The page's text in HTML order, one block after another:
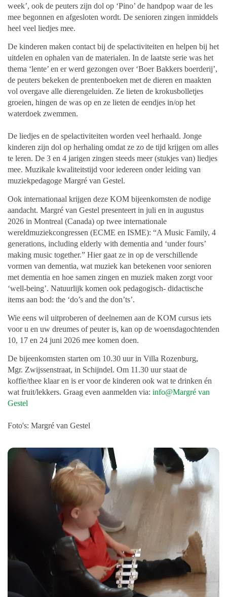
week’, ook de peuters zijn dol op ‘Pino’ de handpop waar de les
mee begonnen en afgesloten wordt. De senioren zingen inmiddels
heel veel liedjes mee.
De kinderen maken contact bij de spelactiviteiten en helpen bij het
uitdelen en ophalen van de materialen. In de laatste serie was het
thema ‘lente’ en er werd gezongen over ‘Boer Bakkers boerderij’,
de peuters bekeken de prentenboeken met de dieren en maakten
vol overgave alle dierengeluiden. Ze lieten de krokusbolletjes
groeien, hingen de was op en ze lieten de eendjes in/op het
waterdoek zwemmen.
De liedjes en de spelactiviteiten worden veel herhaald. Jonge
kinderen zijn dol op herhaling omdat ze zo de tijd krijgen om alles
te leren. De 3 en 4 jarigen zingen steeds meer (stukjes van) liedjes
mee. Muzikale kwaliteitstijd voor iedereen onder leiding van
muziekpedagoge Margré van Gestel.
Ook internationaal krijgen deze KOM bijeenkomsten de nodige
aandacht. Margré van Gestel presenteert in juli en in augustus
2026 in Montreal (Canada) op twee internationale
wereldmuziekcongressen (ECME en ISME): “A Music Family, 4
generations, including elderly with dementia and ‘under fours’
making music together.” Hier gaat ze in op de verschillende
vormen van dementia, wat muziek kan betekenen voor senioren
met dementia en hoe samen zingen en muziek maken zorgt voor
‘well-being’. Natuurlijk komen ook pedagogisch- didactische
items aan bod: the ‘do’s and the don’ts’.
Wie eens wil uitproberen of deelnemen aan de KOM cursus iets
voor u en uw dreumes of peuter is, kan op de woensdagochtenden
10, 17 en 24 juni 2026 mee komen doen.
De bijeenkomsten starten om 10.30 uur in Villa Rozenburg,
Mgr. Zwijssenstraat, in Schijndel. Om 11.30 uur staat de
koffie/thee klaar en is er voor de kinderen ook wat te drinken én
wat fruit/lekkers. Graag even aanmelden via: info@Margré van
Gestel
Foto's: Margré van Gestel